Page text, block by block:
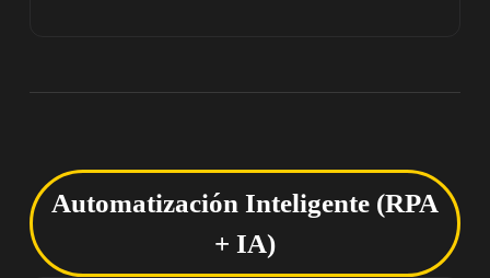
Automatización Inteligente (RPA
+ IA)